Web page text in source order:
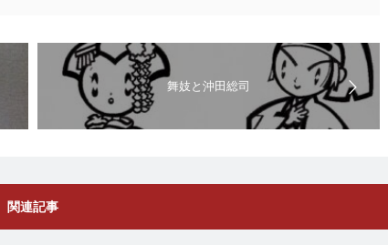
舞妓と沖田総司
関連記事